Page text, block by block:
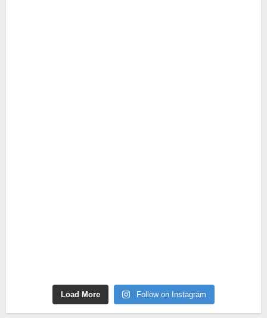
Load More Follow on Instagram